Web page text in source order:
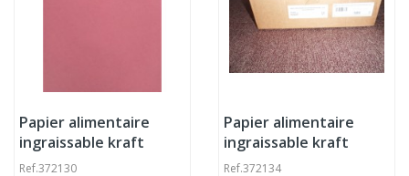
Papier alimentaire
ingraissable kraft
25x32 cm (2586 pièces)
Ref.372130
Papier alimentaire
ingraissable kraft
25x32 cm (2586 pièces)
Ref.372134